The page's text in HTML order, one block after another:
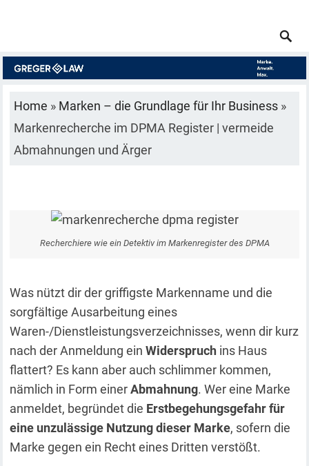
Home » Marken – die Grundlage für Ihr Business»
Markenrecherche im DPMA Register | vermeide
Abmahnungen und Ärger
Recherchiere wie ein Detektiv im Markenregister des DPMA
Was nützt dir der griffigste Markenname und die
sorgfältige Ausarbeitung eines
Waren-/Dienstleistungsverzeichnisses, wenn dir kurz
nach der Anmeldung einWiderspruch ins Haus
flattert? Es kann aber auch schlimmer kommen,
nämlich in Form einerAbmahnung. Wer eine Marke
anmeldet, begründet die Erstbegehungsgefahr für
eine unzulässige Nutzung dieser Marke, sofern die
Marke gegen ein Recht eines Dritten verstößt.